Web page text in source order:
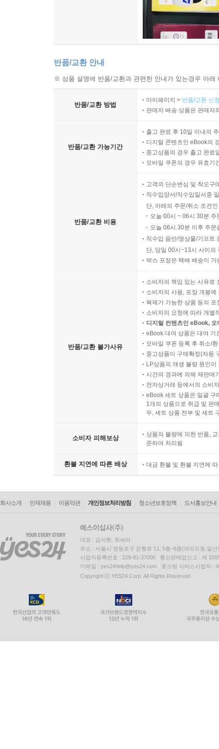
반품/교환 안내
※ 상품 설명에 반품/교환과 관련한 안내가 있는경우 아
반품/교환 방법
마이페이지 > 반품/교환 신
판매자 배송 상품은 판매자
반품/교환 가능기간
출고 완료 후 10일 이내의
디지털 콘텐츠인 eBook의
중고상품의 경우 출고 완료
모바일 쿠폰의 경우 유효기
반품/교환 비용
고객의 단순변심 및 착오구
직수입양서/직수입일서중
단, 아래의 주문/취소 조건
오늘 00시 ~ 06시 30분
오늘 06시 30분 이후 주
직수입 음반/영상물/기프트
단, 당일 00시~13시 사이의
박스 포장은 택배 배송이
반품/교환 불가사유
소비자의 책임 있는 사유로
소비자의 사용, 포장 개봉
복제가 가능한 상품 등의
소비자의 요청에 따라 개별
디지털 컨텐츠인 eBook,
eBook 대여 상품은 대여 기
모바일 쿠폰 등록 후 취소/
중고상품이 구매확정(자동
LP상품의 재생 불량 원인
시간의 경과에 의해 재판매
전자상거래 등에서의 소비
eBook 세트 상품은 일괄 구
1개의 상품으로 취급 및 판
우, 세트 상품 전부 및 세트
소비자 피해보상
상품의 불량에 의한 반품,
준하여 처리됨
환불 지연에 따른 배상 대금 환불 및 환불 지연에
회사소개 인재채용 이용약관 개인정보처리방침 청소년보호정책 도서홍보안내
대표 : 김석환, 최세라
주소 : 서울시 영등포구 은행로 11, 5층~6층(여의도동,일신
사업자등록번호 : 229-81-37000 통신판매업신고 : 제
이메일 : yes24help@yes24.com 호스팅 서비스사업자 :
Copyright ⓒ YES24 Corp. All Rights Reserved.